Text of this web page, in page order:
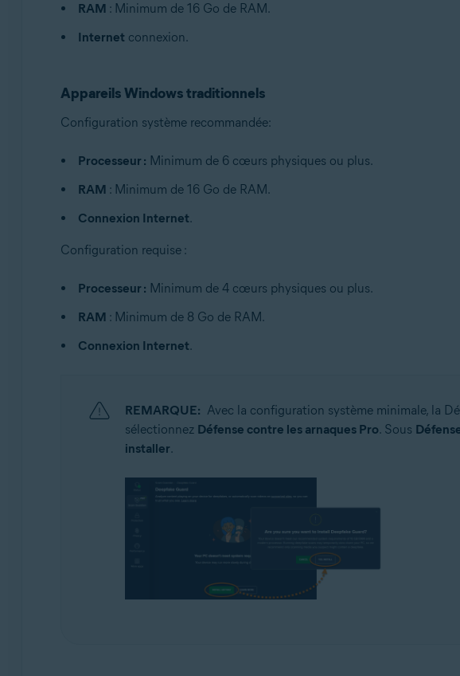
RAM : Minimum de 16 Go de RAM.
Internet connexion.
Appareils Windows traditionnels
Configuration système recommandée:
Processeur : Minimum de 6 cœurs physiques ou plus.
RAM : Minimum de 16 Go de RAM.
Connexion Internet.
Configuration requise :
Processeur : Minimum de 4 cœurs physiques ou plus.
RAM : Minimum de 8 Go de RAM.
Connexion Internet.
REMARQUE: Avec la configuration système minimale, la
sélectionnez Défense contre les arnaques Pro. Sous
installer.